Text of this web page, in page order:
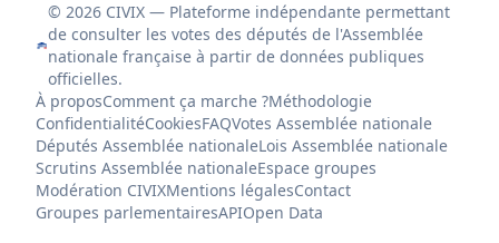
© 2026 CIVIX — Plateforme indépendante permettant
de consulter les votes des députés de l'Assemblée
nationale française à partir de données publiques
officielles.
À proposComment ça marche ?Méthodologie
ConfidentialitéCookiesFAQVotes Assemblée nationale
Députés Assemblée nationaleLois Assemblée nationale
Scrutins Assemblée nationaleEspace groupes
Modération CIVIXMentions légalesContact
Groupes parlementairesAPIOpen Data